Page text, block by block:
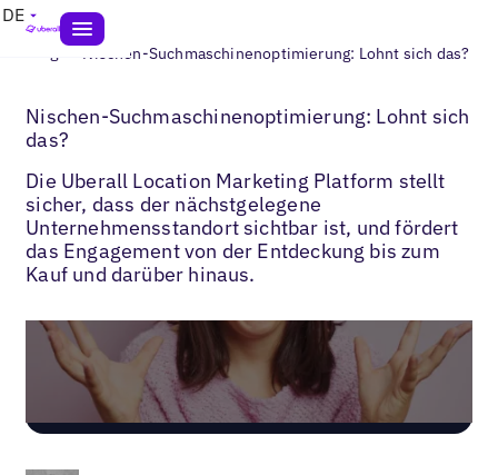
DE
Blogs> Nischen-Suchmaschinenoptimierung: Lohnt sich das?
Nischen-Suchmaschinenoptimierung: Lohnt sich
das?
Die Uberall Location Marketing Platform stellt
sicher, dass der nächstgelegene
Unternehmensstandort sichtbar ist, und fördert
das Engagement von der Entdeckung bis zum
Kauf und darüber hinaus.